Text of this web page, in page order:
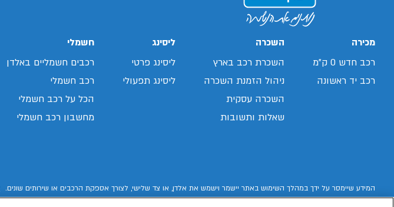
מכירה
רכב חדש 0 ק"מ
רכב יד ראשונה
השכרה
השכרת רכב בארץ
ניהול הזמנת השכרה
השכרה עסקית
שאלות ותשובות
ליסינג
ליסינג פרטי
ליסינג תפעולי
חשמלי
רכבים חשמליים באלדן
רכב חשמלי
הכל על רכב חשמלי
מחשבון רכב חשמלי
המידע שיימסר על ידך במהלך השימוש באתר יישמר וישמש את אלדן, או צד שלישי, לצורך אספקת הרכבים או שירותים שונים.